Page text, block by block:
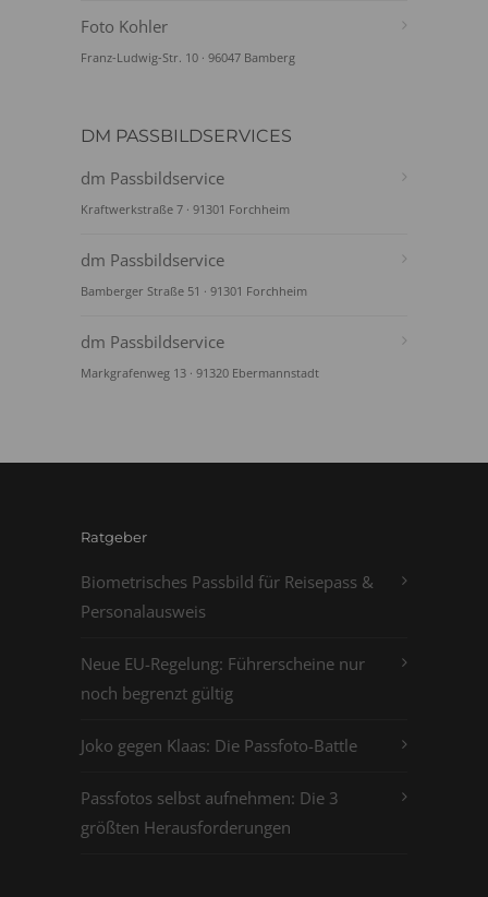
Foto Kohler
Franz-Ludwig-Str. 10 · 96047 Bamberg
DM PASSBILDSERVICES
dm Passbildservice
Kraftwerkstraße 7 · 91301 Forchheim
dm Passbildservice
Bamberger Straße 51 · 91301 Forchheim
dm Passbildservice
Markgrafenweg 13 · 91320 Ebermannstadt
Ratgeber
Biometrisches Passbild für Reisepass &
Personalausweis
Neue EU-Regelung: Führerscheine nur
noch begrenzt gültig
Joko gegen Klaas: Die Passfoto-Battle
Passfotos selbst aufnehmen: Die 3
größten Herausforderungen